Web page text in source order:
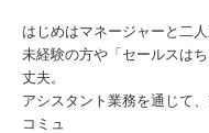
はじめはマネージャーと二
未経験の方や「セールスは
丈夫。
アシスタント業務を通じて
コミュ